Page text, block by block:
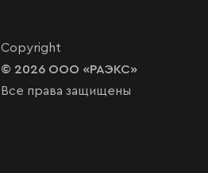
Copyright
© 2026 ООО «РАЭКС»
Все права защищены